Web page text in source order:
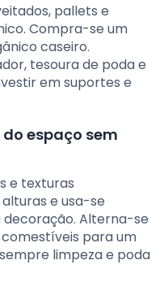
pallets e
Compra-se um
caseiro.
tesoura de poda e
em suportes e
espaço sem
e texturas
e usa-se
decoração. Alterna-se
para um
limpeza e poda